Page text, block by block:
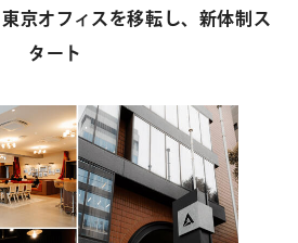
京オフィスを移転し、新体制ス
タート